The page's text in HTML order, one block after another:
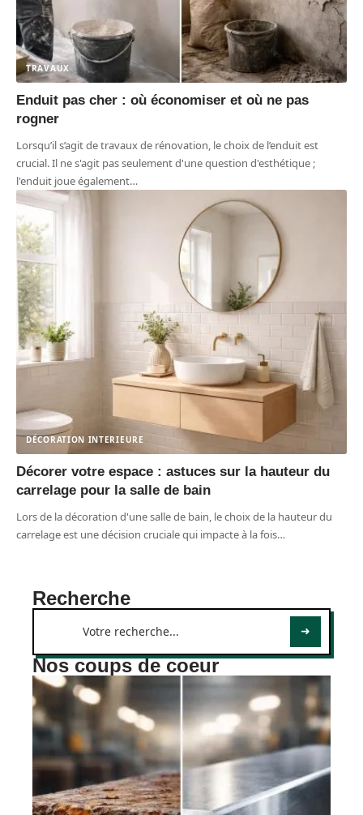
TRAVAUX
Enduit pas cher : où économiser et où ne pas
rogner
Lorsqu’il s’agit de travaux de rénovation, le choix de l’enduit est
crucial. Il ne s'agit pas seulement d'une question d'esthétique ;
l'enduit joue également…
DÉCORATION INTERIEURE
Décorer votre espace : astuces sur la hauteur du
carrelage pour la salle de bain
Lors de la décoration d'une salle de bain, le choix de la hauteur du
carrelage est une décision cruciale qui impacte à la fois…
Recherche
Nos coups de coeur